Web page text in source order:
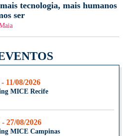
tecnologia, mais humanos
ser
11/08/2026
MICE Recife
27/08/2026
MICE Campinas